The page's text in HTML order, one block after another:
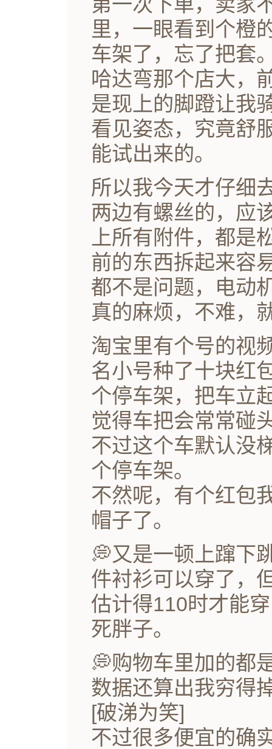
里，一眼看到个橙
车架了，忘了把套
哈达弯那个店大，
是现上的脚蹬让我
看见姿态，究竟舒
能试出来的。
所以我今天才仔细
两边有螺丝的，应
上所有附件，都是
前的东西拆起来容
都不是问题，电动
真的麻烦，不难，
淘宝里有个号的视
名小号种了十块红
个停车架，把车立
觉得车把会常常碰
不过这个车默认没
个停车架。
不然呢，有个红包
帽子了。
💭又是一顿上蹿下
件衬衫可以穿了，
估计得110时才能
死胖子。
💭购物车里加的都
数据还算出我穷得
[破涕为笑]
不过很多便宜的确